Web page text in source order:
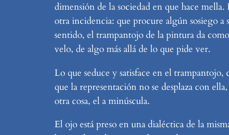
dimensión de la sociedad en que hace
otra incidencia: que procure algún sosiego
sentido, el trampantojo de la pintura da
velo, de algo más allá de lo que pide ver.
Lo que seduce y satisface en el
que la representación no se desplaza con
otra cosa, el a minúscula.
El ojo está preso en una dialéctica de la